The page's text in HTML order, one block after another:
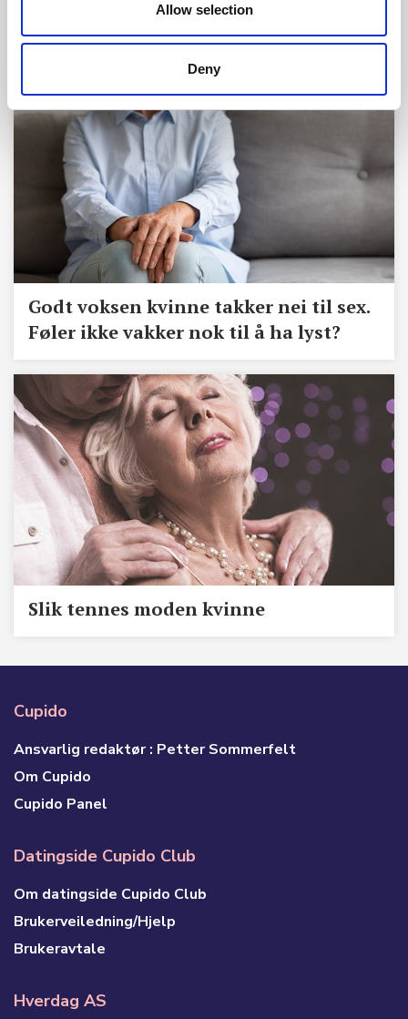
Allow selection
Deny
Fra Cupidos arkiv: Seniorforhold
Godt voksen kvinne takker nei til sex.
Føler ikke vakker nok til å ha lyst?
Slik tennes moden kvinne
Cupido
Ansvarlig redaktør : Petter Sommerfelt
Om Cupido
Cupido Panel
Datingside Cupido Club
Om datingside Cupido Club
Brukerveiledning/Hjelp
Brukeravtale
Hverdag AS